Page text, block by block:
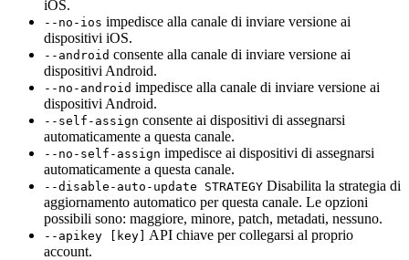
iOS.
--no-ios impedisce alla canale di inviare versione ai
dispositivi iOS.
--android consente alla canale di inviare versione ai
dispositivi Android.
--no-android impedisce alla canale di inviare versione ai
dispositivi Android.
--self-assign consente ai dispositivi di assegnarsi
automaticamente a questa canale.
--no-self-assign impedisce ai dispositivi di assegnarsi
automaticamente a questa canale.
--disable-auto-update STRATEGY Disabilita la strategia di
aggiornamento automatico per questa canale. Le opzioni
possibili sono: maggiore, minore, patch, metadati, nessuno.
--apikey [key]
API chiave per collegarsi al proprio
account.